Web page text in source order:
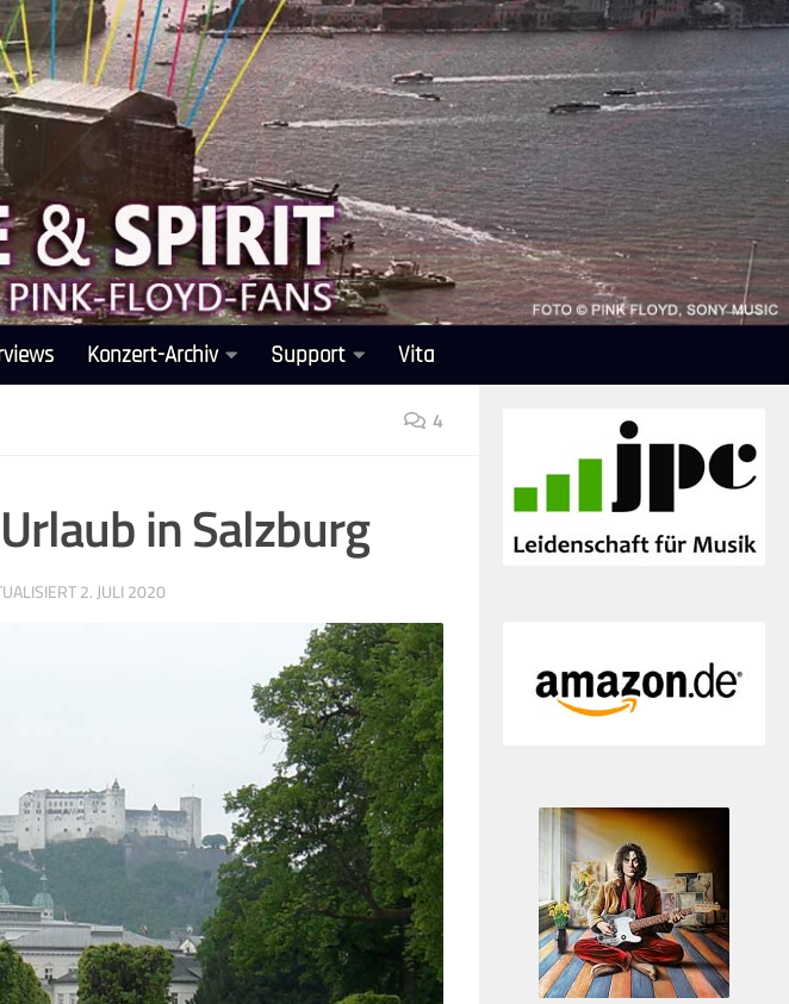
Konzert-Archiv Support Vita
4
in Salzburg
2. JULI 2020